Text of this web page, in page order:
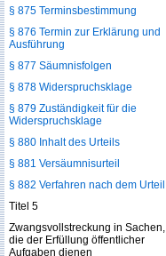
§ 875 Terminsbestimmung
§ 876 Termin zur Erklärung und
Ausführung
§ 877 Säumnisfolgen
§ 878 Widerspruchsklage
§ 879 Zuständigkeit für die
Widerspruchsklage
§ 880 Inhalt des Urteils
§ 881 Versäumnisurteil
§ 882 Verfahren nach dem Urteil
Titel 5
Zwangsvollstreckung in Sachen,
die der Erfüllung öffentlicher
Aufgaben dienen